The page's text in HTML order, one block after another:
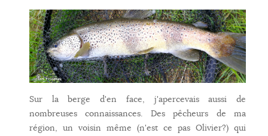
Sur la berge d'en face, j'apercevais aussi de
nombreuses connaissances. Des pêcheurs de ma
région, un voisin même (n'est ce pas Olivier?) qui